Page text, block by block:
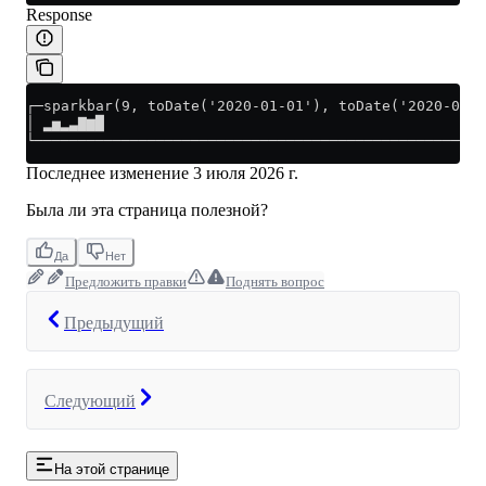
Response
┌─sparkbar(9, toDate('2020-01-01'), toDate('2020-
│ ▂▅▂▃▇▆█
Последнее изменение 3 июля 2026 г.
Была ли эта страница полезной?
Да Нет
Предложить правки Поднять вопрос
Предыдущий
Следующий
На этой странице